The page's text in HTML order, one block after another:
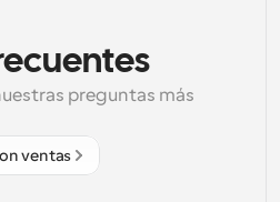
preguntas más
ventas